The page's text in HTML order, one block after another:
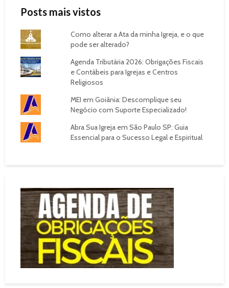
Posts mais vistos
Como alterar a Ata da minha Igreja, e o que
pode ser alterado?
Agenda Tributária 2026: Obrigações Fiscais
e Contábeis para Igrejas e Centros
Religiosos
MEI em Goiânia: Descomplique seu
Negócio com Suporte Especializado!
Abra Sua Igreja em São Paulo SP: Guia
Essencial para o Sucesso Legal e Espiritual